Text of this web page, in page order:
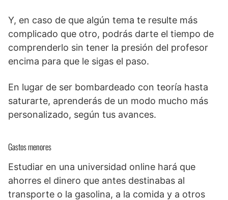
Y, en caso de que algún tema te resulte más
complicado que otro, podrás darte el tiempo de
comprenderlo sin tener la presión del profesor
encima para que le sigas el paso.
En lugar de ser bombardeado con teoría hasta
saturarte, aprenderás de un modo mucho más
personalizado, según tus avances.
Gastos menores
Estudiar en una universidad online hará que
ahorres el dinero que antes destinabas al
transporte o la gasolina, a la comida y a otros